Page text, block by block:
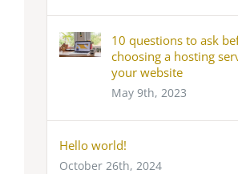
10 questions to ask
choosing a hosting
your website
May 9th, 2023
Hello world!
October 26th, 2024